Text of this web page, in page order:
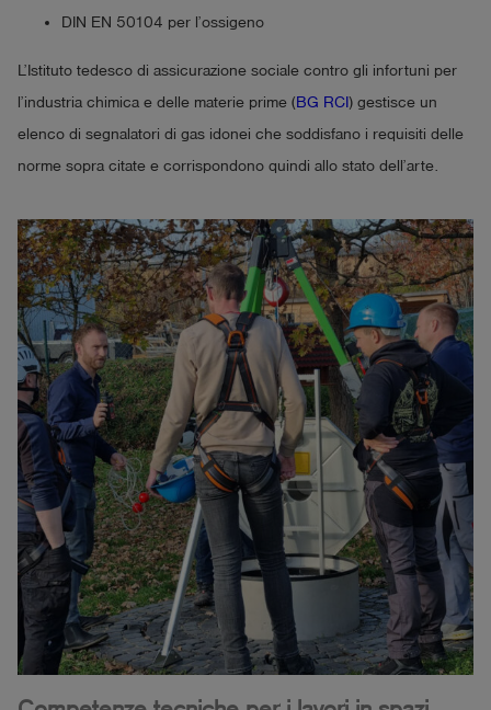
DIN EN 50104 per l’ossigeno
L’Istituto tedesco di assicurazione sociale contro gli infortuni per
l’industria chimica e delle materie prime (BG RCI) gestisce un
elenco di segnalatori di gas idonei che soddisfano i requisiti delle
norme sopra citate e corrispondono quindi allo stato dell’arte.